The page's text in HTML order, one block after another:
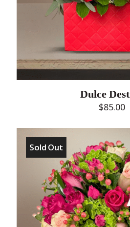
Dulce
$85.00
Sold Out